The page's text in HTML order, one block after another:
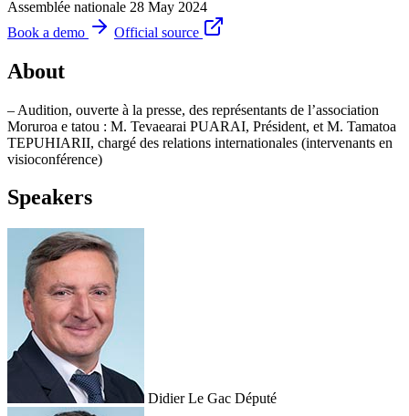
Assemblée nationale 28 May 2024
Book a demo
Official source
About
– Audition, ouverte à la presse, des représentants de l’association
Moruroa e tatou : M. Tevaearai PUARAI, Président, et M. Tamatoa
TEPUHIARII, chargé des relations internationales (intervenants en
visioconférence)
Speakers
Didier Le Gac Député